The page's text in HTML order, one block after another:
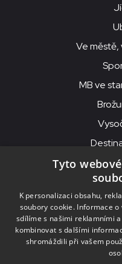
Ve městě,
MB ve
© 2026MKS
MKS Beseda,
IČO: 00091758, DIČ:
Tyto
K personalizaci obsahu,
soubory cookie. Informace
sdílíme s našimi reklamními
kombinovat s dalšími
shromáždili při vašem